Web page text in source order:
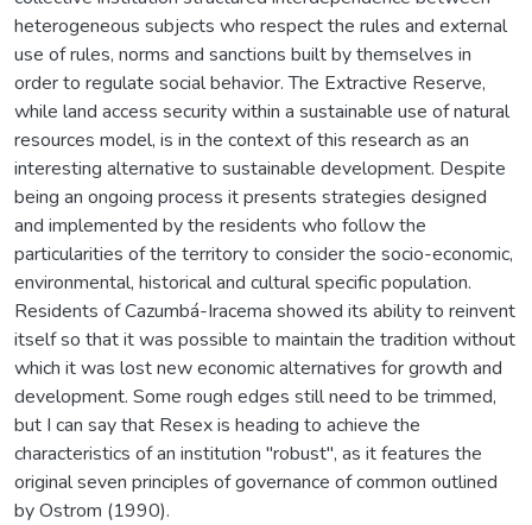
heterogeneous subjects who respect the rules and external
use of rules, norms and sanctions built by themselves in
order to regulate social behavior. The Extractive Reserve,
while land access security within a sustainable use of natural
resources model, is in the context of this research as an
interesting alternative to sustainable development. Despite
being an ongoing process it presents strategies designed
and implemented by the residents who follow the
particularities of the territory to consider the socio-economic,
environmental, historical and cultural specific population.
Residents of Cazumbá-Iracema showed its ability to reinvent
itself so that it was possible to maintain the tradition without
which it was lost new economic alternatives for growth and
development. Some rough edges still need to be trimmed,
but I can say that Resex is heading to achieve the
characteristics of an institution "robust", as it features the
original seven principles of governance of common outlined
by Ostrom (1990).